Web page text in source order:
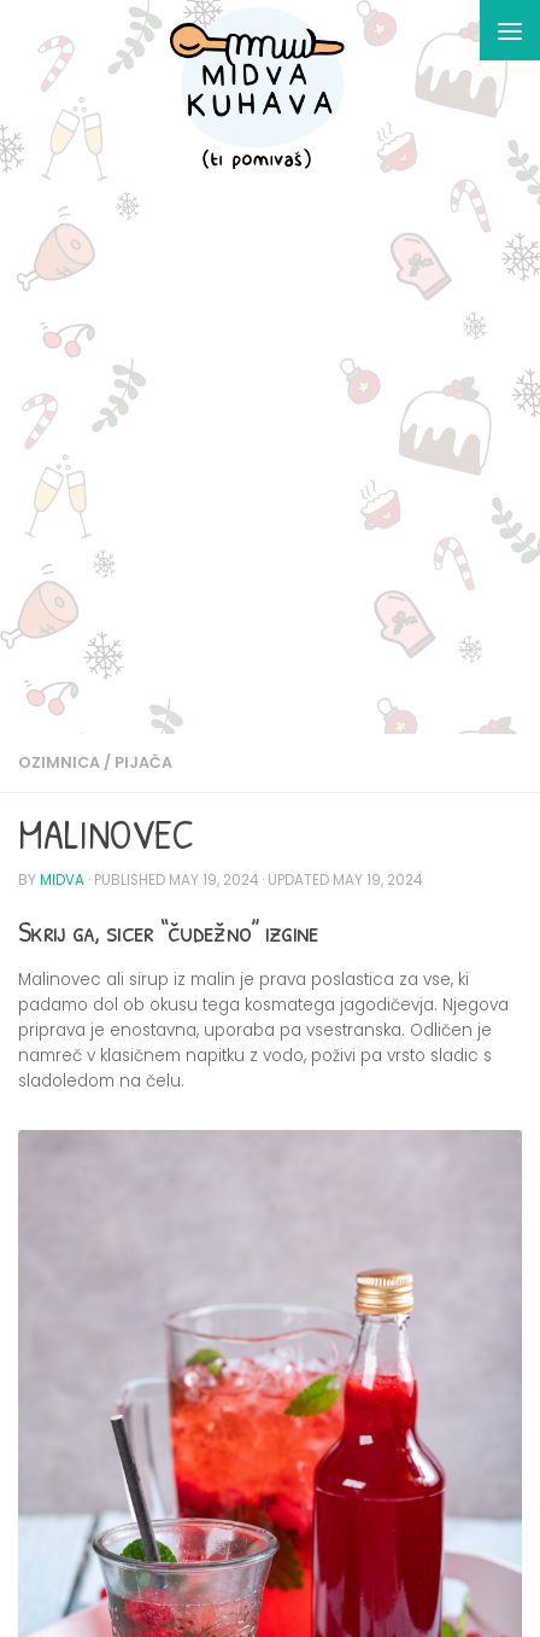
OZIMNICA / PIJAČA
MALINOVEC
BYMIDVA · PUBLISHED MAY 19, 2024 · UPDATED MAY 19, 2024
Skrij ga, sicer “čudežno” izgine
Malinovec ali sirup iz malin je prava poslastica za vse, ki
padamo dol ob okusu tega kosmatega jagodičevja. Njegova
priprava je enostavna, uporaba pa vsestranska. Odličen je
namreč v klasičnem napitku z vodo, poživi pa vrsto sladic s
sladoledom na čelu.